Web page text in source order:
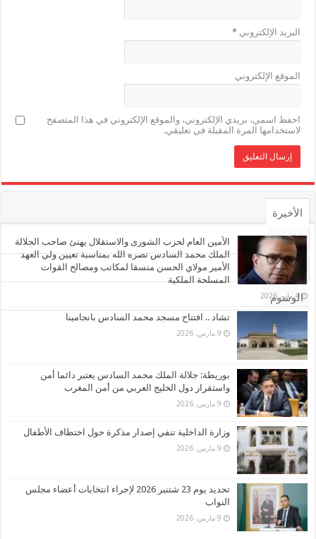
البريد الإلكتروني*
الموقع الإلكتروني
احفظ اسمي، بريدي الإلكتروني، والموقع الإلكتروني في هذا المتصفح
لاستخدامها المرة المقبلة في تعليقي.
الأخيرة
الأشهر
تعليقات
الوسوم
الأمين العام لحزب الشورى والاستقلال يهنئ صاحب الجلالة
الملك محمد السادس نصره الله بمناسبة تعيين ولي العهد
الأمير مولاي الحسن منسقا لمكاتب ومصالح القوات
المسلحة الملكية
4 مايو، 2026
تشاد .. افتتاح مسجد محمد السادس بانجامينا
9 مارس، 2026
بوريطة: جلالة الملك محمد السادس يعتبر دائما أمن
واستقرار دول الخليج العربي من أمن المغرب
9 مارس، 2026
وزارة الداخلية تنفي إصدار مذكرة حول اختطاف الأطفال
9 مارس، 2026
تحديد يوم 23 شتنبر 2026 لإجراء انتخابات أعضاء مجلس
النواب
9 مارس، 2026